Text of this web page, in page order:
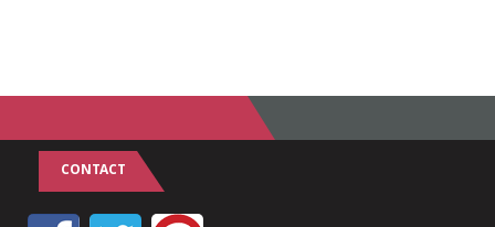
CONTACT